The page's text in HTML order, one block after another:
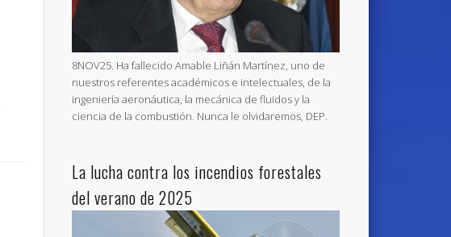
8NOV25. Ha fallecido Amable Liñán Martínez, uno de
nuestros referentes académicos e intelectuales, de la
ingeniería aeronáutica, la mecánica de fluidos y la
ciencia de la combustión. Nunca le olvidaremos, DEP.
La lucha contra los incendios forestales
del verano de 2025